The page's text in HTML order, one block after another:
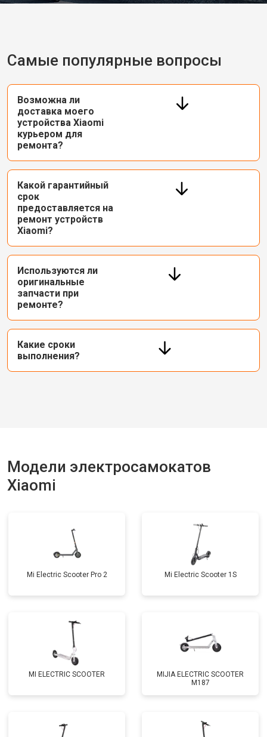
Самые популярные вопросы
Возможна ли
доставка моего
устройства Xiaomi
курьером для
ремонта?
Какой гарантийный
срок
предоставляется на
ремонт устройств
Xiaomi?
Используются ли
оригинальные
запчасти при
ремонте?
Какие сроки
выполнения?
Модели электросамокатов
Xiaomi
Mi Electric Scooter Pro 2 Mi Electric Scooter 1S
MI ELECTRIC SCOOTER
MIJIA ELECTRIC SCOOTER
M187